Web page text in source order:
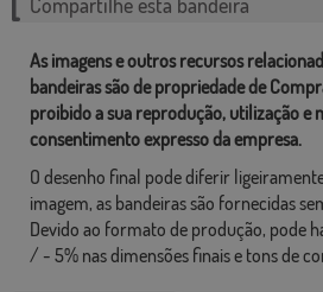
As imagens e outros recursos
bandeiras são de propriedade de
proibido a sua reprodução, utilização e
consentimento expresso da empresa.
O desenho final pode diferir
imagem, as bandeiras são fornecidas
Devido ao formato de produção, pode
/ - 5% nas dimensões finais e tons de